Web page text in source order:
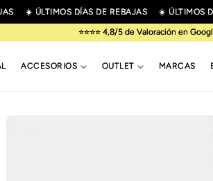
☀️ ÚLTIMOS DÍAS DE REBAJAS ☀️ ÚLTIMOS
⭐⭐⭐⭐ 4,8/5 de Valoración en
ACCESORIOS OUTLET MARCAS